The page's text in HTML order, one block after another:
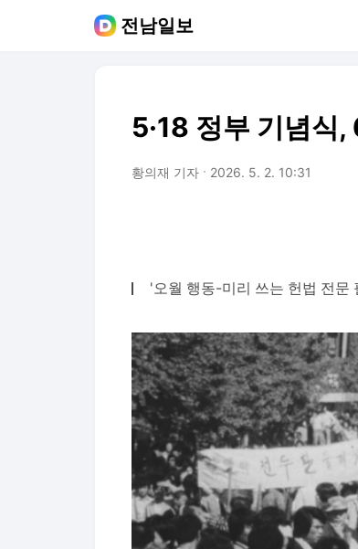
전남일보
5·18 정부 기념식
황의재 기자 2026. 5. 2. 10:31
'오월 행동-미리 쓰는 헌법 전문